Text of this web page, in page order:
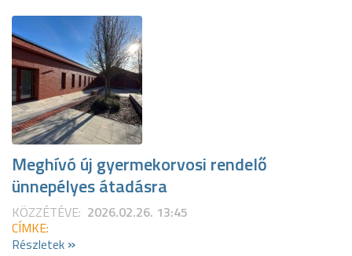
Meghívó új gyermekorvosi rendelő
ünnepélyes átadásra
KÖZZÉTÉVE: 2026.02.26. 13:45
CÍMKE:
Részletek »